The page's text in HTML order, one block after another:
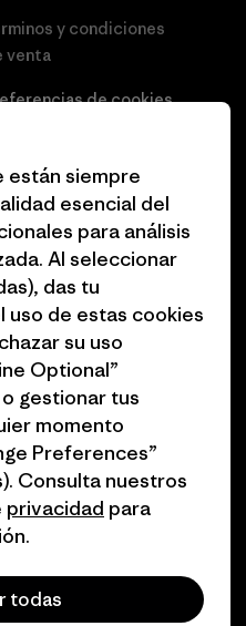
y condiciones
venta
de cookies
para profesionales
sector
de afiliados
del sitio Patagonia
reservados.
están siempre
esencial del
para análisis
Al seleccionar
das tu
uso de estas cookies
su uso
Optional”
gestionar tus
momento
Preferences”
Consulta nuestros
privacidad para
todas